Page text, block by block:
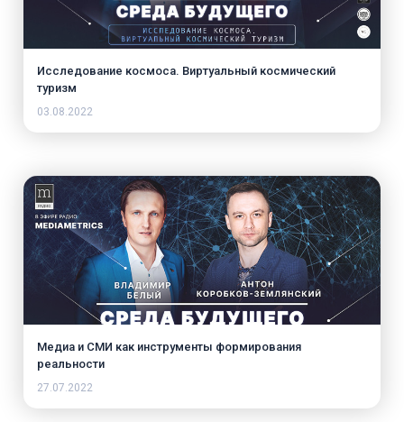
Исследование космоса. Виртуальный космический
туризм
03.08.2022
Медиа и СМИ как инструменты форми­рования
реальности
27.07.2022